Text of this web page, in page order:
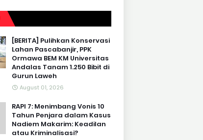
[BERITA] Pulihkan Konservasi
Lahan Pascabanjir, PPK
Ormawa BEM KM Universitas
Andalas Tanam 1.250 Bibit di
Gurun Laweh
August 01, 2026
RAPI 7: Menimbang Vonis 10
Tahun Penjara dalam Kasus
Nadiem Makarim: Keadilan
atau Kriminalisasi?